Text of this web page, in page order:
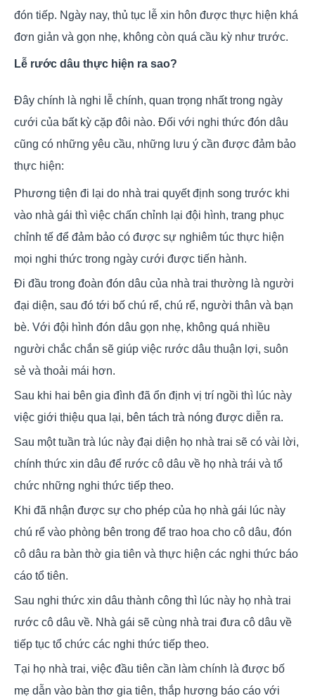
đón tiếp. Ngày nay, thủ tục lễ xin hôn được thực hiện khá
đơn giản và gọn nhẹ, không còn quá cầu kỳ như trước.
Lễ rước dâu thực hiện ra sao?
Đây chính là nghi lễ chính, quan trọng nhất trong ngày
cưới của bất kỳ cặp đôi nào. Đối với nghi thức đón dâu
cũng có những yêu cầu, những lưu ý cần được đảm bảo
thực hiện:
Phương tiện đi lại do nhà trai quyết định song trước khi
vào nhà gái thì việc chấn chỉnh lại đội hình, trang phục
chỉnh tế để đảm bảo có được sự nghiêm túc thực hiện
mọi nghi thức trong ngày cưới được tiến hành.
Đi đầu trong đoàn đón dâu của nhà trai thường là người
đại diện, sau đó tới bố chú rể, chú rể, người thân và bạn
bè. Với đội hình đón dâu gọn nhẹ, không quá nhiều
người chắc chắn sẽ giúp việc rước dâu thuận lợi, suôn
sẻ và thoải mái hơn.
Sau khi hai bên gia đình đã ổn định vị trí ngồi thì lúc này
việc giới thiệu qua lại, bên tách trà nóng được diễn ra.
Sau một tuần trà lúc này đại diện họ nhà trai sẽ có vài lời,
chính thức xin dâu để rước cô dâu về họ nhà trái và tổ
chức những nghi thức tiếp theo.
Khi đã nhận được sự cho phép của họ nhà gái lúc này
chú rể vào phòng bên trong để trao hoa cho cô dâu, đón
cô dâu ra bàn thờ gia tiên và thực hiện các nghi thức báo
cáo tổ tiên.
Sau nghi thức xin dâu thành công thì lúc này họ nhà trai
rước cô dâu về. Nhà gái sẽ cùng nhà trai đưa cô dâu về
tiếp tục tổ chức các nghi thức tiếp theo.
Tại họ nhà trai, việc đầu tiên cần làm chính là được bố
mẹ dẫn vào bàn thơ gia tiên, thắp hương báo cáo với